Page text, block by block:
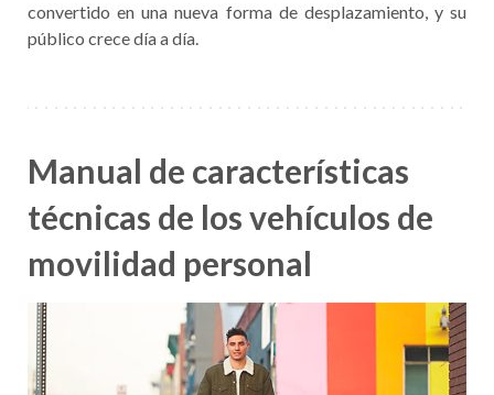
convertido en una nueva forma de desplazamiento, y su
público crece día a día.
Manual de características
técnicas de los vehículos de
movilidad personal